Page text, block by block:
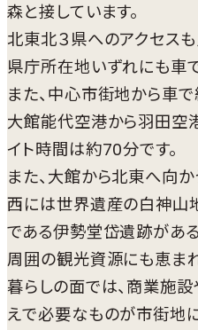
森と接しています。
北東北３県へのアクセス
県庁所在地いずれにも車
また、中心市街地から車
大館能代空港から羽田空
イト時間は約70分です。
また、大館から北東へ向
西には世界遺産の白神山
である伊勢堂岱遺跡がある
周囲の観光資源にも恵ま
暮らしの面では、商業施
えで必要なものが市街地